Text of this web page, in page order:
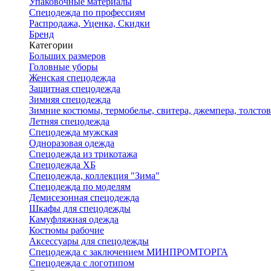
Спецодежда по профессиям
Распродажа, Уценка, Скидки
Бренд
Категории
Больших размеров
Головные уборы
Женская спецодежда
Защитная спецодежда
Зимняя спецодежда
Зимние костюмы, термобелье, свитера, джемпера,
Летняя спецодежда
Спецодежда мужская
Одноразовая одежда
Спецодежда из трикотажа
Спецодежда ХБ
Спецодежда, коллекция "Зима"
Спецодежда по моделям
Демисезонная спецодежда
Шкафы для спецодежды
Камуфляжная одежда
Костюмы рабочие
Аксессуары для спецодежды
Спецодежда с заключением МИНПРОМТОРГА
Спецодежда с логотипом